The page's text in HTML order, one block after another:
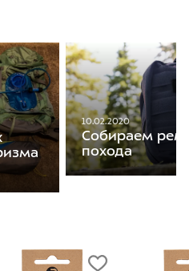
10.02.2020
Собираем
похода